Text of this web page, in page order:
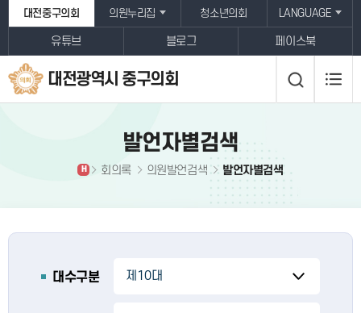
본문바로가기
대전중구의회 의원누리집 청소년의회 LANGUAGE
유튜브 블로그 페이스북
대전광역시 중구의회
발언자별검색
H 회의록 의원발언검색 발언자별검색
대수구분